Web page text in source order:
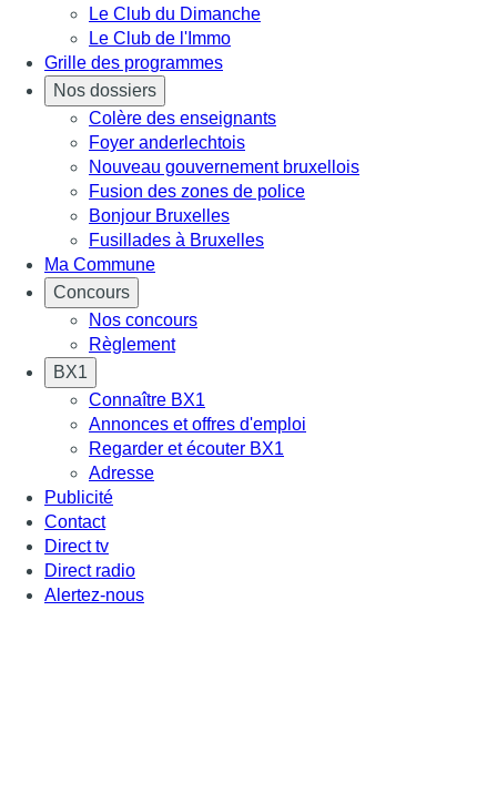
Le Club du Dimanche
Le Club de l'Immo
Grille des programmes
Nos dossiers
Colère des enseignants
Foyer anderlechtois
Nouveau gouvernement bruxellois
Fusion des zones de police
Bonjour Bruxelles
Fusillades à Bruxelles
Ma Commune
Concours
Nos concours
Règlement
BX1
Connaître BX1
Annonces et offres d'emploi
Regarder et écouter BX1
Adresse
Publicité
Contact
Direct tv
Direct radio
Alertez-nous